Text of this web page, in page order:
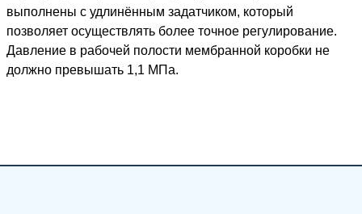
выполнены с удлинённым задатчиком, который
позволяет осуществлять более точное регулирование.
Давление в рабочей полости мембранной коробки не
должно превышать 1,1 МПа.